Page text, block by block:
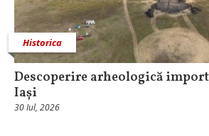
Historica
Descoperire arheologică
Iași
30 Iul, 2026